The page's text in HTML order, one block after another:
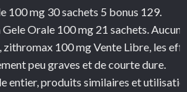
100 mg 30 sachets 5 bonus 129.
Orale 100 mg 21 sachets. Aucune
100 mg Vente Libre, les
peu graves et de courte dure.
entier, produits similaires et